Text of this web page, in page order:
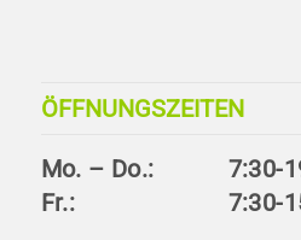
ÖFFNUNGSZEITEN
Mo. – Do.:
7:30-
Fr.:
7:30-